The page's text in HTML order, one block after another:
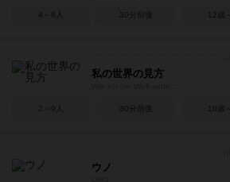
4～8人 30分前後 12歳～
私の世界の見方
2～9人 30分前後 10歳～
ウノ